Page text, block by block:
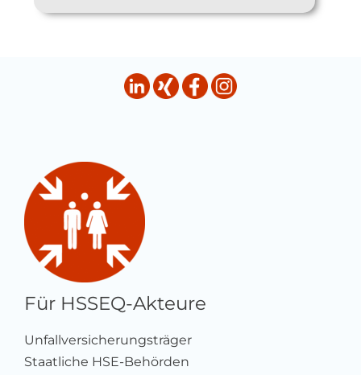
Für HSSEQ-Akteure
Unfallversicherungsträger
Staatliche HSE-Behörden